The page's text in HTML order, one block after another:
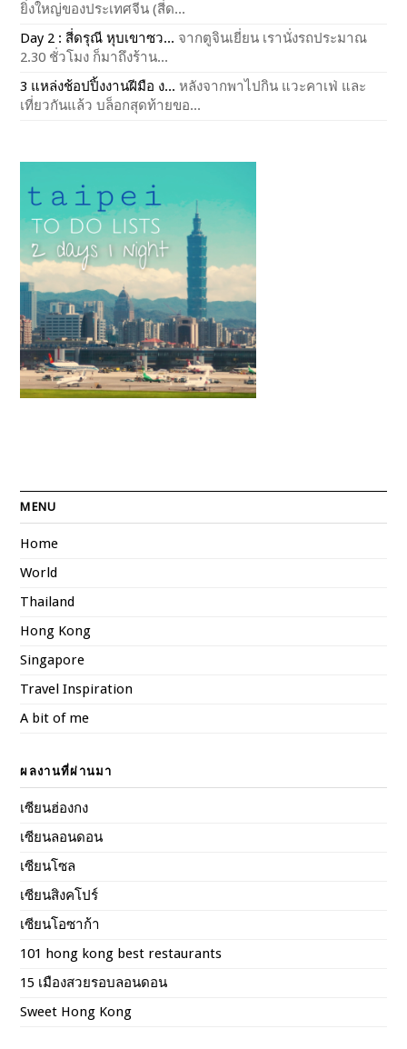
ยิ่งใหญ่ของประเทศจีน (สี่ด...
Day 2 : สี่ดรุณี หุบเขาซว... จากตูจินเยี่ยน เรานั่งรถประมาณ
2.30 ชั่วโมง ก็มาถึงร้าน...
3 แหล่งช้อปปิ้งงานฝีมือ ง... หลังจากพาไปกิน แวะคาเฟ่ และ
เที่ยวกันแล้ว บล็อกสุดท้ายขอ...
MENU
Home
World
Thailand
Hong Kong
Singapore
Travel Inspiration
A bit of me
ผลงานที่ผ่านมา
เซียนฮ่องกง
เซียนลอนดอน
เซียนโซล
เซียนสิงคโปร์
เซียนโอซาก้า
101 hong kong best restaurants
15 เมืองสวยรอบลอนดอน
Sweet Hong Kong